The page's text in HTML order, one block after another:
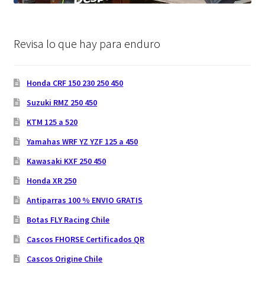
Revisa lo que hay para enduro
Honda CRF 150 230 250 450
Suzuki RMZ 250 450
KTM 125 a 520
Yamahas WRF YZ YZF 125 a 450
Kawasaki KXF 250 450
Honda XR 250
Antiparras 100 % ENVIO GRATIS
Botas FLY Racing Chile
Cascos FHORSE Certificados QR
Cascos Origine Chile